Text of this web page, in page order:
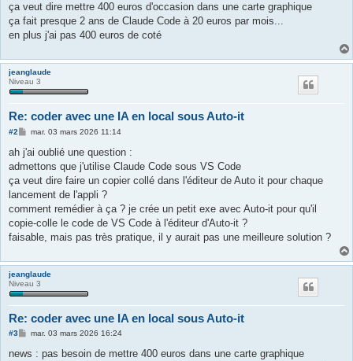
ça veut dire mettre 400 euros d'occasion dans une carte graphique
ça fait presque 2 ans de Claude Code à 20 euros par mois...
en plus j'ai pas 400 euros de coté
jeanglaude
Niveau 3
Re: coder avec une IA en local sous Auto-it
#2
M
s
a
g
mar. 03 mars 2026 11:14
ah j'ai oublié une question :
admettons que j'utilise Claude Code sous VS Code
ça veut dire faire un copier collé dans l'éditeur de Auto it pour chaque
lancement de l'appli ?
comment remédier à ça ? je crée un petit exe avec Auto-it pour qu'il
copie-colle le code de VS Code à l'éditeur d'Auto-it ?
faisable, mais pas très pratique, il y aurait pas une meilleure solution ?
jeanglaude
Niveau 3
Re: coder avec une IA en local sous Auto-it
#3
M
s
mar. 03 mars 2026 16:24
news : pas besoin de mettre 400 euros dans une carte graphique